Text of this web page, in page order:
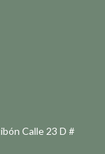
Calle 23 D #